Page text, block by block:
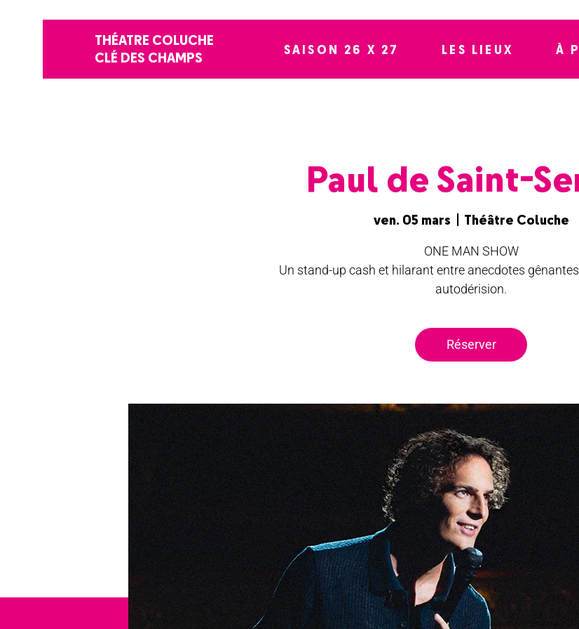
THÉATRE COLUCHE
CLÉ DES CHAMPS
SAISON 26 X 27 LES LIEUX À
Paul de Saint-
ven. 05 mars Théâtre Coluche
ONE MAN SHOW
Un stand-up cash et hilarant entre anecdotes
autodérision.
Réserver